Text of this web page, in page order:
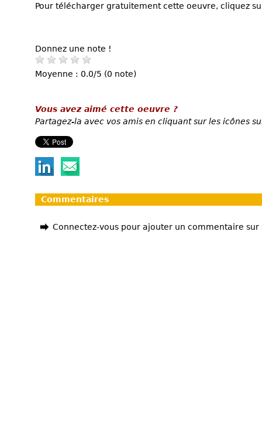
Pour télécharger gratuitement cette oeuvre, cliquez
Donnez une note !
Moyenne : 0.0/5 (0 note)
Vous avez aimé cette oeuvre ?
Partagez-la avec vos amis en cliquant sur les icônes
Commentaires
Connectez-vous pour ajouter un commentaire sur